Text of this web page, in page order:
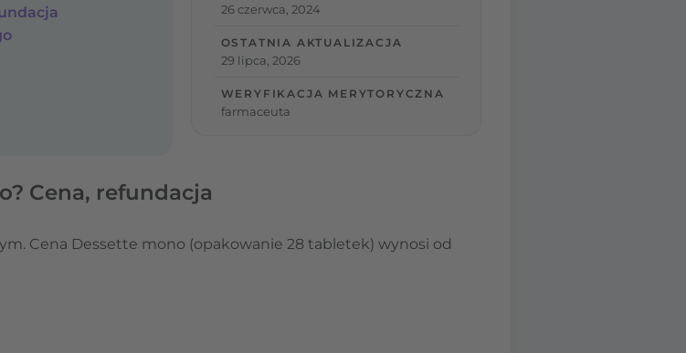
26 czerwca, 2024
OSTATNIA AKTUALIZACJA
29 lipca, 2026
WERYFIKACJA MERYTORYCZNA
farmaceuta
Cena, refundacja
Cena Dessette mono (opakowanie 28 tabletek) wynosi od